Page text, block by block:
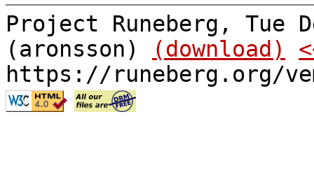
Project Runeberg, Tue
(aronsson)
(download)
https://runeberg.org/